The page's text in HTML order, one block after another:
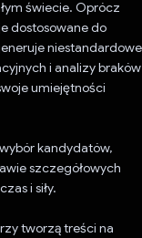
świecie. Oprócz
dostosowane do
niestandardowe
i analizy braków
umiejętności
kandydatów,
szczegółowych
i siły.
tworzą treści na